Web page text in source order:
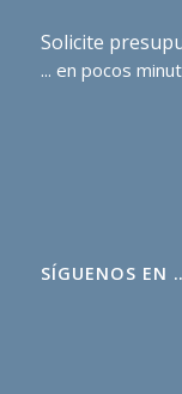
Solicite
... en pocos
SÍGUENOS EN